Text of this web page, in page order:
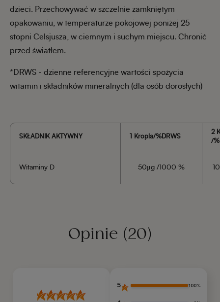
dzieci. Przechowywać w szczelnie zamkniętym
opakowaniu, w temperaturze pokojowej poniżej 25
stopni Celsjusza, w ciemnym i suchym miejscu. Chronić
przed światłem.
*DRWS - dzienne referencyjne wartości spożycia
witamin i składników mineralnych (dla osób dorosłych)
SKŁADNIK AKTYWNY 1 Kropla/%DRWS
2
/
Witaminy D 50μg / 1000 %
Opinie (20)
5 100%